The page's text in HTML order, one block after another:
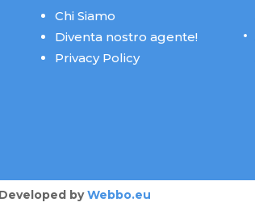
Chi Siamo
Diventa nostro agente!
Privacy Policy
by Webbo.eu